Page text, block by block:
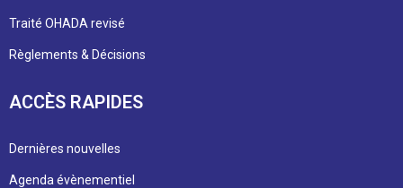
Traité OHADA revisé
Règlements & Décisions
ACCÈS RAPIDES
Dernières nouvelles
Agenda évènementiel